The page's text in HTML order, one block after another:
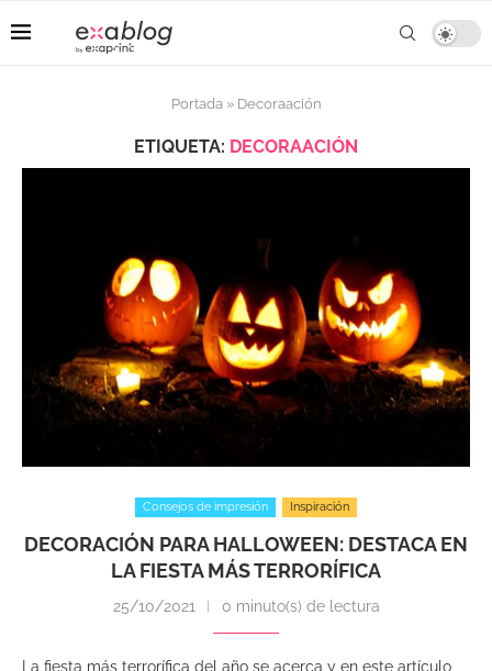
Portada» Decoraación
ETIQUETA: DECORAACIÓN
Consejos de impresión Inspiración
DECORACIÓN PARA HALLOWEEN: DESTACA EN
LA FIESTA MÁS TERRORÍFICA
25/10/2021 0 minuto(s) de lectura
La fiesta más terrorífica del año se acerca y en este artículo